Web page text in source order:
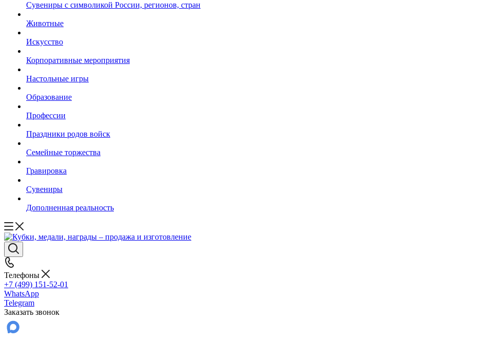
Сувениры с символикой России, регионов, стран
Животные
Искусство
Корпоративные мероприятия
Настольные игры
Образование
Профессии
Праздники родов войск
Семейные торжества
Гравировка
Сувениры
Дополненная реальность
Телефоны
+7 (499) 151-52-01
WhatsApp
Telegram
Заказать звонок